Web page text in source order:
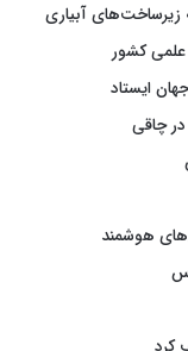
زیرساخت‌های آبیاری
علمی کشور
ایستاد
در چاقی
هوشمند